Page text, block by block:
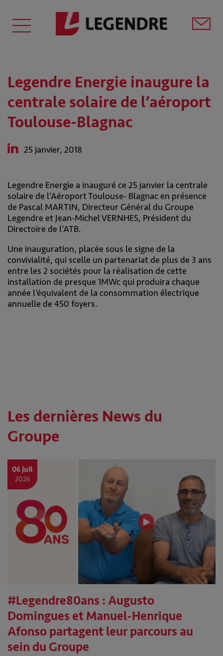
Legendre Energie inaugure la
centrale solaire de l’aéroport
Toulouse-Blagnac
25 janvier, 2018
Legendre Energie a inauguré ce 25 janvier la centrale
solaire de l’Aéroport Toulouse- Blagnac en présence
de Pascal MARTIN, Directeur Général du Groupe
Legendre et Jean-Michel VERNHES, Président du
Directoire de l’ATB.
Une inauguration, placée sous le signe de la
convivialité, qui scelle un partenariat de plus de 3 ans
entre les 2 sociétés pour la réalisation de cette
installation de presque 1MWc qui produira chaque
année l’équivalent de la consommation électrique
annuelle de 450 foyers.
Les dernières News du
Groupe
06 Juil
2026
#Legendre80ans : Augusto
Domingues et Manuel-Henrique
Afonso partagent leur parcours au
sein du Groupe